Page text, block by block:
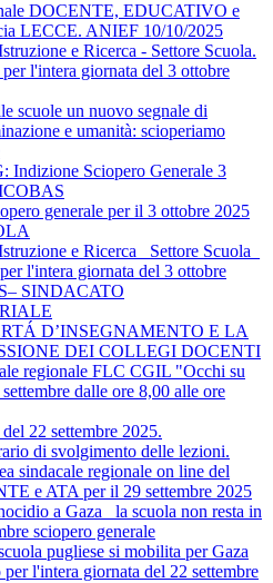
DOCENTE, EDUCATIVO e
LECCE. ANIEF 10/10/2025
e Ricerca - Settore Scuola.
l'intera giornata del 3 ottobre
scuole un nuovo segnale di
e umanità: scioperiamo
Indizione Sciopero Generale 3
generale per il 3 ottobre 2025
e Ricerca_ Settore Scuola_
l'intera giornata del 3 ottobre
SINDACATO
D’INSEGNAMENTO E LA
DEI COLLEGI DOCENTI
regionale FLC CGIL "Occhi su
dalle ore 8,00 alle ore
22 settembre 2025.
di svolgimento delle lezioni.
sindacale regionale on line del
e ATA per il 29 settembre 2025
a Gaza_ la scuola non resta in
sciopero generale
pugliese si mobilita per Gaza
l'intera giornata del 22 settembre